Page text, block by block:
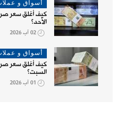
أسواق و
كيف أغلق سعر
الأحد؟
02 آب 2026
أسواق و
كيف أغلق سعر
السبت؟
01 آب 2026